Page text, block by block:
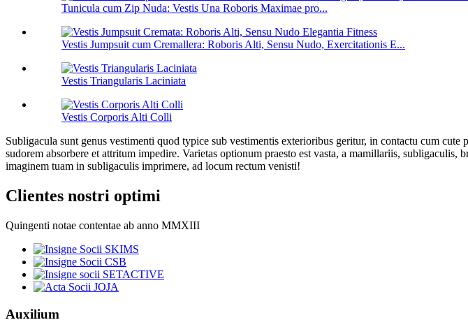
Tunicula cum Zip Nuda: Vestis Una Roboris Maximae pro...
Vestis Jumpsuit cum Cremallera: Roboris Alti, Sensu Nudo, Exercitationis E...
Vestis Triangularis Laciniata
Vestis Corporis Alti Colli
Subligacula sunt genus vestimenti quod typice sub vestimentis exterioribus geritur, in contactu cum
sudorem absorbere et attritum impedire. Varietas optionum praesto est vasta, a mamillariis,
imaginem tuam in subligaculis imprimere, ad locum rectum venisti!
Clientes nostri optimi
Quingenti notae contentae ab anno MMXIII
Auxilium